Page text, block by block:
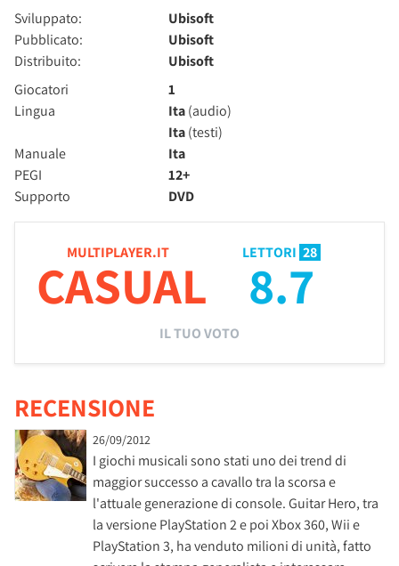
Sviluppato:
Ubisoft
Pubblicato:
Ubisoft
Distribuito:
Ubisoft
Giocatori
1
Lingua
Ita(audio)
Ita(testi)
Manuale
Ita
PEGI
12+
Supporto
DVD
MULTIPLAYER.IT
CASUAL
LETTORI 28
8.7
IL TUO VOTO
RECENSIONE
26/09/2012
I giochi musicali sono stati uno dei trend di
maggior successo a cavallo tra la scorsa e
l'attuale generazione di console. Guitar Hero, tra
la versione PlayStation 2 e poi Xbox 360, Wii e
PlayStation 3, ha venduto milioni di unità, fatto